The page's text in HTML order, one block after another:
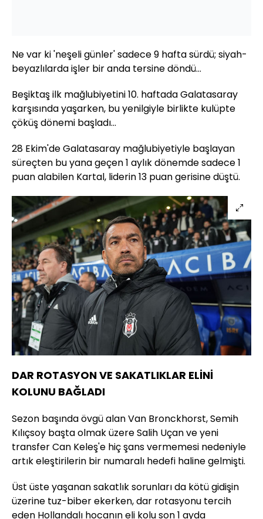
Ne var ki 'neşeli günler' sadece 9 hafta sürdü; siyah-
beyazlılarda işler bir anda tersine döndü...
Beşiktaş ilk mağlubiyetini 10. haftada Galatasaray
karşısında yaşarken, bu yenilgiyle birlikte kulüpte
çöküş dönemi başladı...
28 Ekim'de Galatasaray mağlubiyetiyle başlayan
süreçten bu yana geçen 1 aylık dönemde sadece 1
puan alabilen Kartal, liderin 13 puan gerisine düştü.
DAR ROTASYON VE SAKATLIKLAR ELİNİ
KOLUNU BAĞLADI
Sezon başında övgü alan Van Bronckhorst, Semih
Kılıçsoy başta olmak üzere Salih Uçan ve yeni
transfer Can Keleş'e hiç şans vermemesi nedeniyle
artık eleştirilerin bir numaralı hedefi haline gelmişti.
Üst üste yaşanan sakatlık sorunları da kötü gidişin
üzerine tuz-biber ekerken, dar rotasyonu tercih
eden Hollandalı hocanın eli kolu son 1 ayda